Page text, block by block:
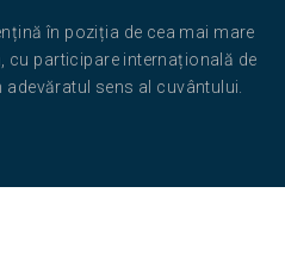
în poziția de cea mai mare
cu participare internațională de
sens al cuvântului.